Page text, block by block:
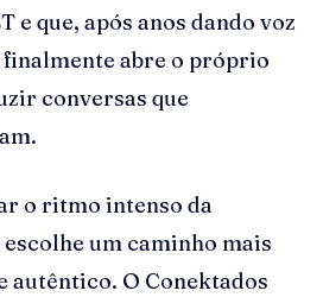
e que, após anos dando voz
abre o próprio
conversas que
o ritmo intenso da
um caminho mais
autêntico. O Conektados